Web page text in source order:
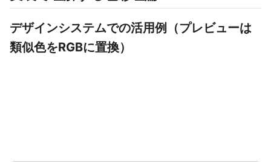
デザインシステムでの活用例（プレビューは
類似色をRGBに置換）